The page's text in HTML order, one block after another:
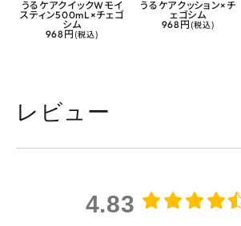
うるケアクイックWモイ
スティン500mL×チェゴ
シム
968円 (税込)
うるケアクッション×チ
ェゴシム
968円 (税込)
レビュー
4.83